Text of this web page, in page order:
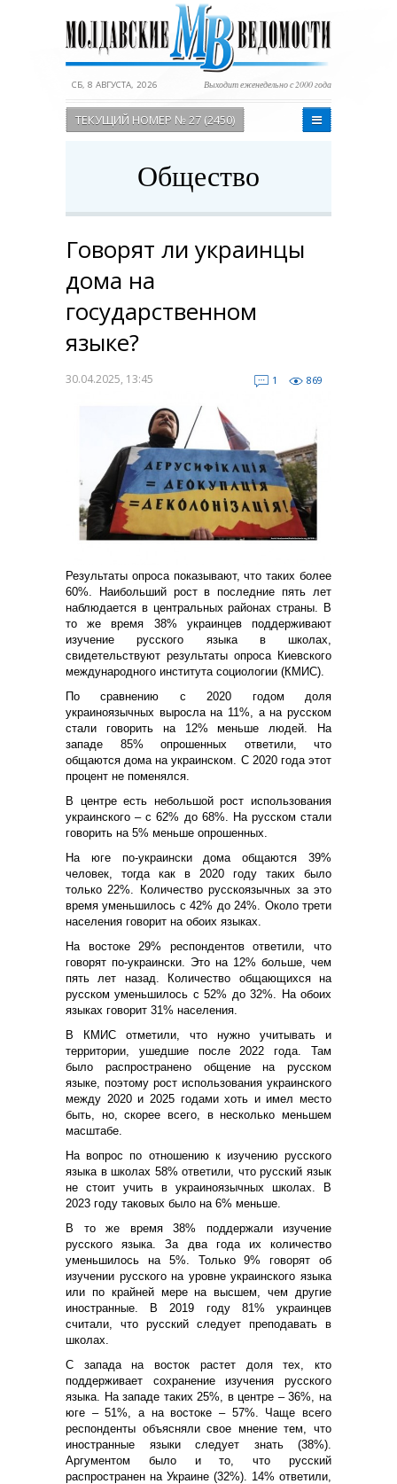
СБ, 8 АВГУСТА, 2026 Выходит еженедельно с 2000 года
ТЕКУЩИЙ НОМЕР № 27 (2450)
Общество
Говорят ли украинцы
дома на
государственном
языке?
30.04.2025, 13:45 1 869
Результаты опроса показывают, что таких более
60%. Наибольший рост в последние пять лет
наблюдается в центральных районах страны. В
то же время 38% украинцев поддерживают
изучение русского языка в школах,
свидетельствуют результаты опроса Киевского
международного института социологии (КМИС).
По сравнению с 2020 годом доля
украиноязычных выросла на 11%, а на русском
стали говорить на 12% меньше людей. На
западе 85% опрошенных ответили, что
общаются дома на украинском. С 2020 года этот
процент не поменялся.
В центре есть небольшой рост использования
украинского – с 62% до 68%. На русском стали
говорить на 5% меньше опрошенных.
На юге по-украински дома общаются 39%
человек, тогда как в 2020 году таких было
только 22%. Количество русскоязычных за это
время уменьшилось с 42% до 24%. Около трети
населения говорит на обоих языках.
На востоке 29% респондентов ответили, что
говорят по-украински. Это на 12% больше, чем
пять лет назад. Количество общающихся на
русском уменьшилось с 52% до 32%. На обоих
языках говорит 31% населения.
В КМИС отметили, что нужно учитывать и
территории, ушедшие после 2022 года. Там
было распространено общение на русском
языке, поэтому рост использования украинского
между 2020 и 2025 годами хоть и имел место
быть, но, скорее всего, в несколько меньшем
масштабе.
На вопрос по отношению к изучению русского
языка в школах 58% ответили, что русский язык
не стоит учить в украиноязычных школах. В
2023 году таковых было на 6% меньше.
В то же время 38% поддержали изучение
русского языка. За два года их количество
уменьшилось на 5%. Только 9% говорят об
изучении русского на уровне украинского языка
или по крайней мере на высшем, чем другие
иностранные. В 2019 году 81% украинцев
считали, что русский следует преподавать в
школах.
С запада на восток растет доля тех, кто
поддерживает сохранение изучения русского
языка. На западе таких 25%, в центре – 36%, на
юге – 51%, а на востоке – 57%. Чаще всего
респонденты объясняли свое мнение тем, что
иностранные языки следует знать (38%).
Аргументом было и то, что русский
распространен на Украине (32%). 14% ответили,